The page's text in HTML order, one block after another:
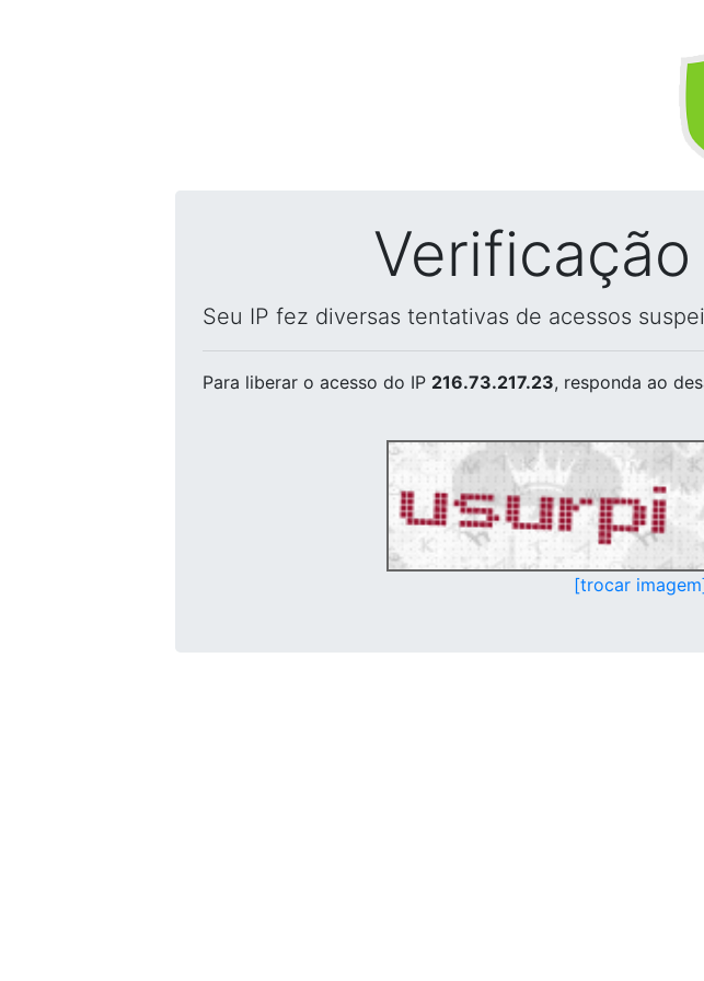
Seu IP fez diversas tentativas de acessos
Para liberar o acesso do IP 216.73.217.23, responda ao
[trocar